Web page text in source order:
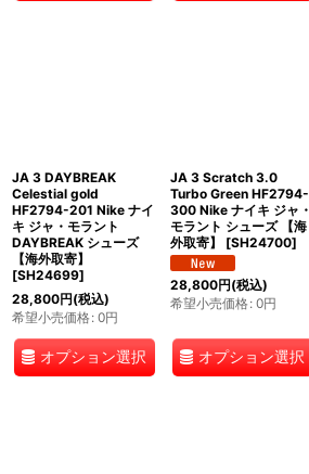
JA 3 DAYBREAK
Celestial gold
HF2794-201 Nike ナイ
キ ジャ・モラント
DAYBREAK シューズ
【海外取寄】
[SH24699]
28,800円(税込)
希望小売価格: 0円
オプション選択
JA 3 Scratch 3.0
Turbo Green HF2794-
300 Nike ナイキ ジャ・
モラント シューズ 【海
外取寄】
[SH24700]
28,800円(税込)
希望小売価格: 0円
オプション選択